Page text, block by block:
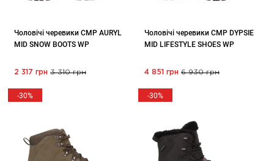
Чоловічі черевики CMP AURYL
MID SNOW BOOTS WP
2 317 грн 3 310 грн
Чоловічі черевики CMP DYPSIE
MID LIFESTYLE SHOES WP
4 851 грн 6 930 грн
-30% -30%